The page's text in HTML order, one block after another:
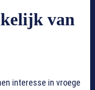
van
interesse in vroege